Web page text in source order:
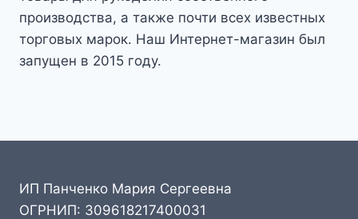
производства, а также почти всех известных
торговых марок. Наш Интернет-магазин был
запущен в 2015 году.
ИП Панченко Мария Сергеевна
ОГРНИП: 309618217400031